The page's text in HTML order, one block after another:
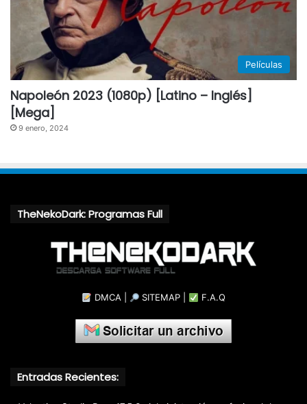
Películas
Napoleón 2023 (1080p) [Latino – Inglés]
[Mega]
9 enero, 2024
TheNekoDark: Programas Full
DMCA| SITEMAP F.A.Q
Entradas Recientes: